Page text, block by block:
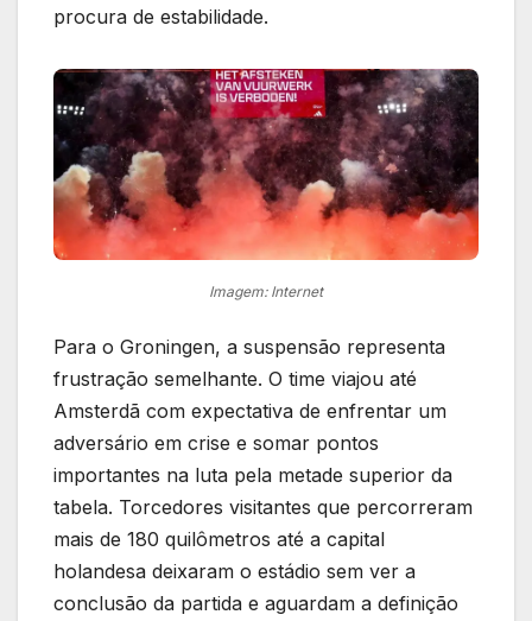
procura de estabilidade.
Imagem: Internet
Para o Groningen, a suspensão representa
frustração semelhante. O time viajou até
Amsterdã com expectativa de enfrentar um
adversário em crise e somar pontos
importantes na luta pela metade superior da
tabela. Torcedores visitantes que percorreram
mais de 180 quilômetros até a capital
holandesa deixaram o estádio sem ver a
conclusão da partida e aguardam a definição